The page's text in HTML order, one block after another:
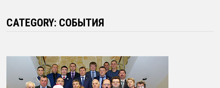
CATEGORY: СОБЫТИЯ